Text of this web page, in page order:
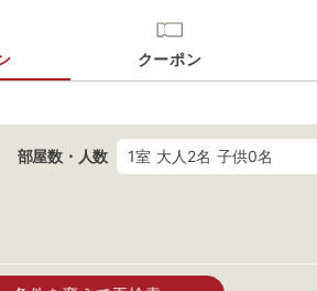
クーポン
部屋数・人数 1室 大人2名 子供0名